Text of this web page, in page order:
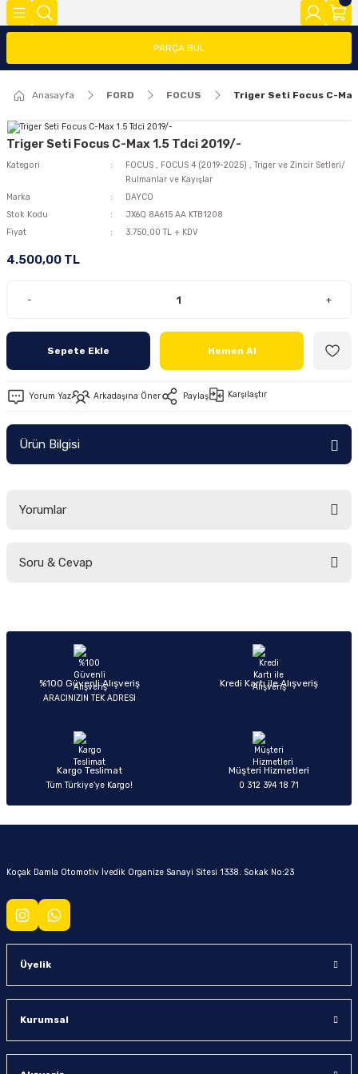
FOCUS
FAR/STOP/AYNA GRUBU
FOCUS 1
FOCUS 2 (2005-2008)
FOCUS 2.5(2008-2011)
FİESTA
FİESTA 08>
FİESTA 13 >
FİESTA 2002-2008
COURİER
COURİER 2014-2018
COURİER 2018-2023
COURİER 2023>
CONNECT
CONNECT 2002-2008
CONNECT 2008-2013
CONNECT 2014 >
TRANSİT
TRANSİT 2014-2018
TRANSİT 2018-2023
MODEL Y
2020>
(FMY)
PARÇA BUL
Anasayfa FORD FOCUS Triger Seti Focus C-
Triger Seti Focus C-Max 1.5 Tdci 2019/-
Kategori FOCUS , FOCUS 4 (2019-2025) , Triger ve Zincir Setleri/
Rulmanlar ve Kayışlar
Marka
DAYCO
Stok Kodu
JX6Q 8A615 AA KTB1208
Fiyat
3.750,00 TL + KDV
4.500,00 TL
- +
Sepete Ekle Hemen Al
Yorum Yaz Arkadaşına Öner Paylaş Karşılaştır
Ürün Bilgisi
Yorumlar
Soru & Cevap
Ürün hakkında henüz soru sorulmamış.
%100 Güvenli Alışveriş
ARACINIZIN TEK ADRESİ
Kredi Kartı ile Alışveriş
Kargo Teslimat
Tüm Türkiye’ye Kargo!
Müşteri Hizmetleri
0 312 394 18 71
Koçak Damla Otomotiv İvedik Organize Sanayi Sitesi 1338. Sokak No:23
Üyelik
Kurumsal